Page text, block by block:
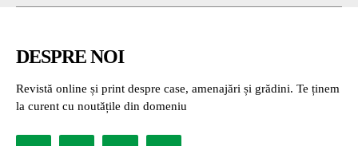
DESPRE NOI
Revistă online și print despre case, amenajări și grădini. Te ținem
la curent cu noutățile din domeniu